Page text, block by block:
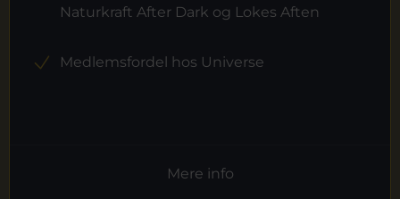
Naturkraft After Dark og Lokes Aften
Medlemsfordel hos Universe
Mere info